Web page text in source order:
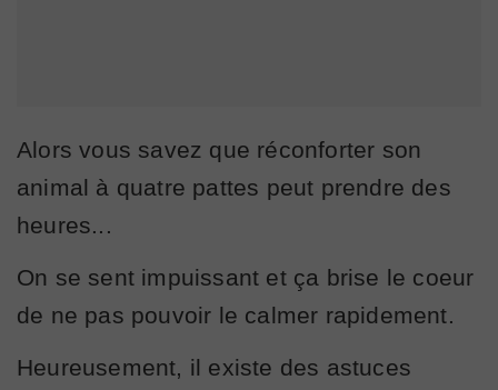
Alors vous savez que réconforter son
animal à quatre pattes peut prendre des
heures...
On se sent impuissant et ça brise le coeur
de ne pas pouvoir le calmer rapidement.
Heureusement, il existe des astuces